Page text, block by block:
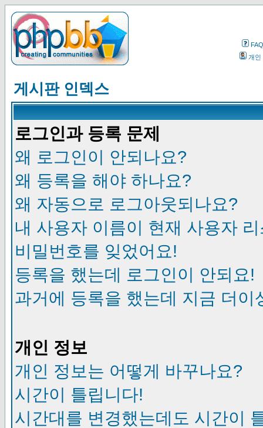
FAQ
개인
게시판 인덱스
로그인과 등록 문제
왜 로그인이 안되나요?
왜 등록을 해야 하나요?
왜 자동으로 로그아웃되나요?
내 사용자 이름이 현재 사용자
비밀번호를 잊었어요!
등록을 했는데 로그인이 안되요!
과거에 등록을 했는데 지금 더이
개인 정보
개인 정보는 어떻게 바꾸나요?
시간이 틀립니다!
시간대를 변경했는데도 시간이